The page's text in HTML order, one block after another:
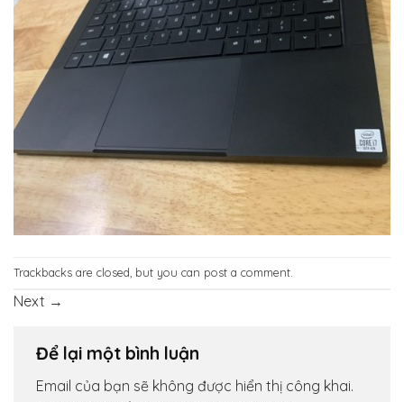
Trackbacks are closed, but you can post a comment
Next →
Để lại một bình luận
Email của bạn sẽ không được hiển thị công khai.